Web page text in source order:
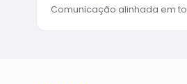
Comunicação alinhada em